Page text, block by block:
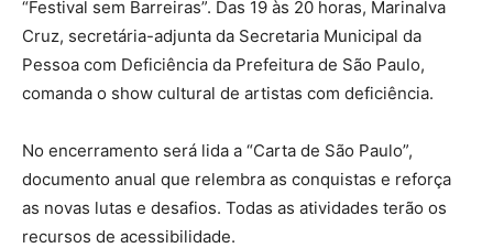
“Festival sem Barreiras”. Das 19 às 20 horas, Marinalva
Cruz, secretária-adjunta da Secretaria Municipal da
Pessoa com Deficiência da Prefeitura de São Paulo,
comanda o show cultural de artistas com deficiência.
No encerramento será lida a “Carta de São Paulo”,
documento anual que relembra as conquistas e reforça
as novas lutas e desafios. Todas as atividades terão os
recursos de acessibilidade.